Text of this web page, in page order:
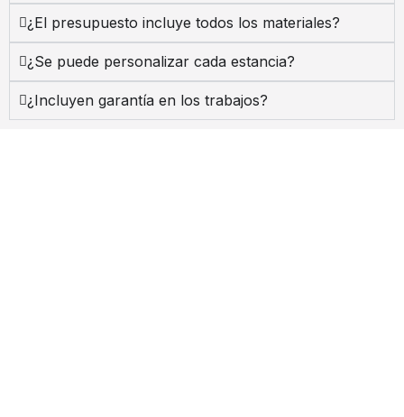
¿El presupuesto incluye todos los materiales?
¿Se puede personalizar cada estancia?
¿Incluyen garantía en los trabajos?